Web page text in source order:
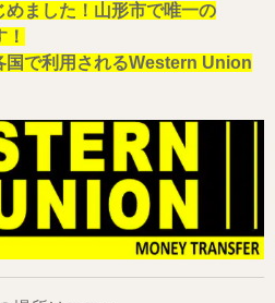
ました！山形市で唯一の
国で利用されるWestern Union